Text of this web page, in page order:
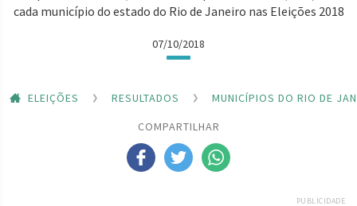
cada município do estado do Rio de Janeiro nas Eleições 2018
07/10/2018
ELEIÇÕES RESULTADOS
MUNICÍPIOS DO RIO DE
COMPARTILHAR
PUBLICIDADE